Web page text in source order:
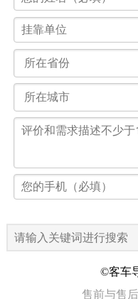
©客车
售前与售